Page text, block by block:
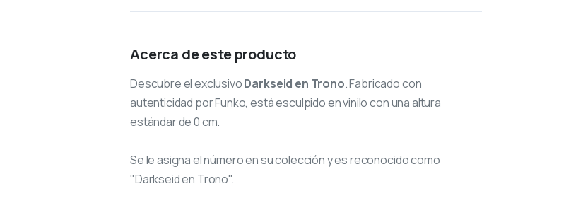
Acerca de este producto
Descubre el exclusivoDarkseid en Trono. Fabricado con
autenticidad por Funko, está esculpido en vinilo con una altura
estándar de 0 cm.
Se le asigna el númeroen su colección y es reconocido como
"Darkseid en Trono".